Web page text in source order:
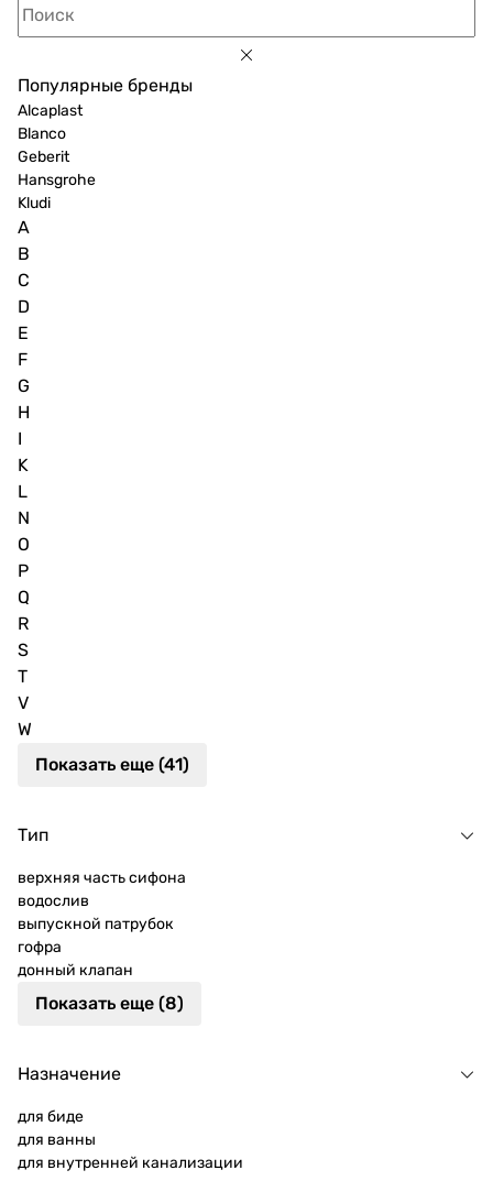
Популярные бренды
Alcaplast
Blanco
Geberit
Hansgrohe
Kludi
A
B
C
D
E
F
G
H
I
K
L
N
O
P
Q
R
S
T
V
W
Показать еще (41)
Тип
верхняя часть сифона
водослив
выпускной патрубок
гофра
донный клапан
Показать еще (8)
Назначение
для биде
для ванны
для внутренней канализации